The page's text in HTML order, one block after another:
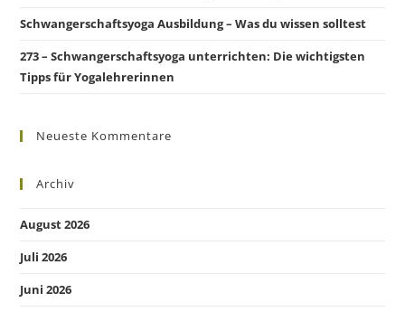
Schwangerschaftsyoga Ausbildung – Was du wissen solltest
273 – Schwangerschaftsyoga unterrichten: Die wichtigsten
Tipps für Yogalehrerinnen
Neueste Kommentare
Archiv
August 2026
Juli 2026
Juni 2026